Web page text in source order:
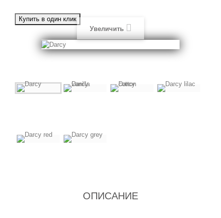
Увеличить
ОПИСАНИЕ